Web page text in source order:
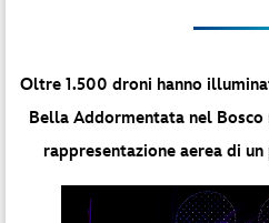
Oltre 1.500 droni hanno
Bella Addormentata nel Bosco
rappresentazione aerea di